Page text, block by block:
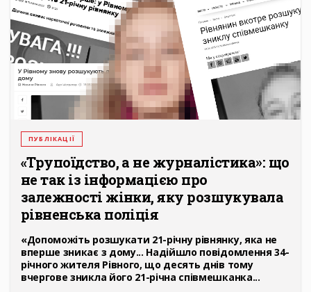
ПУБЛІКАЦІЇ
«Трупоїдство, а не журналістика»: що
не так із інформацією про
залежності жінки, яку розшукувала
рівненська поліція
«Допоможіть розшукати 21-річну рівнянку, яка не
вперше зникає з дому... Надійшло повідомлення 34-
річного жителя Рівного, що десять днів тому
вчергове зникла його 21-річна співмешканка...